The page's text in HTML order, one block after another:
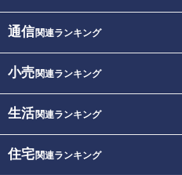
通信関連ランキング
小売関連ランキング
生活関連ランキング
住宅関連ランキング